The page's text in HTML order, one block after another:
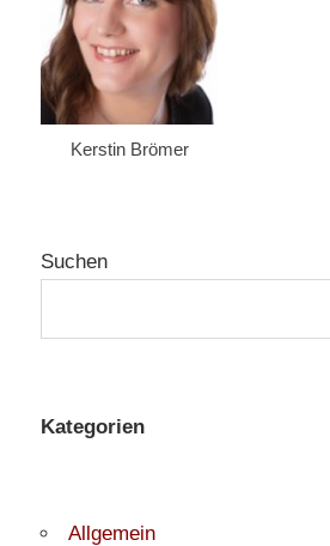
Kerstin Brömer
Suchen
Kategorien
Allgemein